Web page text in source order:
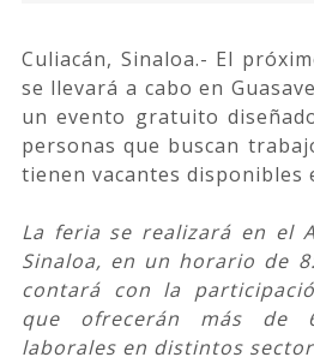
Culiacán, Sinaloa.- El
se llevará a cabo en
un evento gratuito
personas que buscan
tienen vacantes disponibles
La feria se realizará en el
Sinaloa, en un horario de
contará con la
que ofrecerán más de
laborales en distintos